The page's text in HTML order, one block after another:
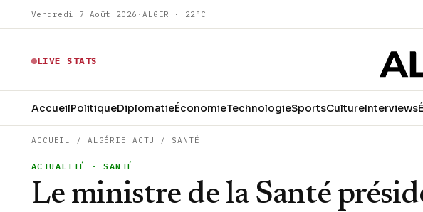
Vendredi 7 Août 2026 ·ALGER · 22°C
LIVE STATS
AccueilPolitiqueDiplomatieÉconomieTechnologieSportsCultureInterviews
ACCUEIL / ALGÉRIE ACTU / SANTÉ
ACTUALITÉ · SANTÉ
Le ministre de la Santé